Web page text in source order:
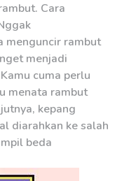
Cara
menguncir rambut
menjadi
cuma perlu
menata rambut
kepang
diarahkan ke salah
beda